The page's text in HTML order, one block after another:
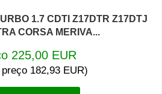
1.7 CDTI Z17DTR Z17DTJ
CORSA MERIVA...
225,00 EUR
182,93 EUR)